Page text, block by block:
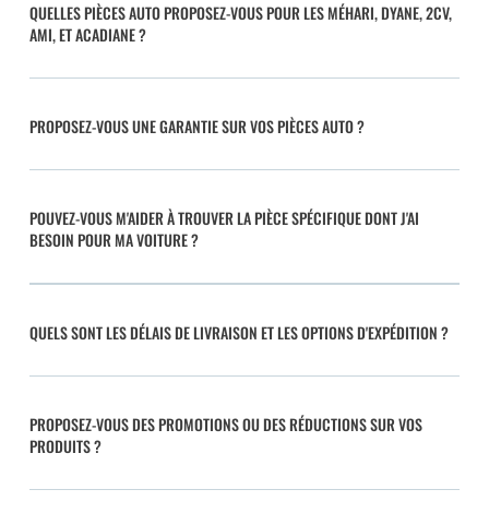
QUELLES PIÈCES AUTO PROPOSEZ-VOUS POUR LES MÉHARI, DYANE, 2CV,
AMI, ET ACADIANE ?
PROPOSEZ-VOUS UNE GARANTIE SUR VOS PIÈCES AUTO ?
POUVEZ-VOUS M'AIDER À TROUVER LA PIÈCE SPÉCIFIQUE DONT J'AI
BESOIN POUR MA VOITURE ?
QUELS SONT LES DÉLAIS DE LIVRAISON ET LES OPTIONS D'EXPÉDITION ?
PROPOSEZ-VOUS DES PROMOTIONS OU DES RÉDUCTIONS SUR VOS
PRODUITS ?